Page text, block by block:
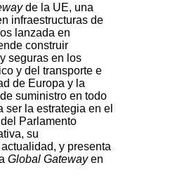
de la UE, una
infraestructuras de
lanzada en
construir
seguras en los
y del transporte e
de Europa y la
suministro en todo
la estrategia en el
Parlamento
su
y presenta
Global Gatewayen